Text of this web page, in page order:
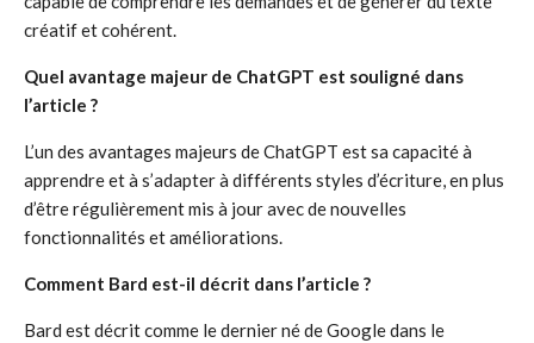
créatif et cohérent.
Quel avantage majeur de ChatGPT est souligné dans
l’article ?
L’un des avantages majeurs de ChatGPT est sa capacité à
apprendre et à s’adapter à différents styles d’écriture, en plus
d’être régulièrement mis à jour avec de nouvelles
fonctionnalités et améliorations.
Comment Bard est-il décrit dans l’article ?
Bard est décrit comme le dernier né de Google dans le